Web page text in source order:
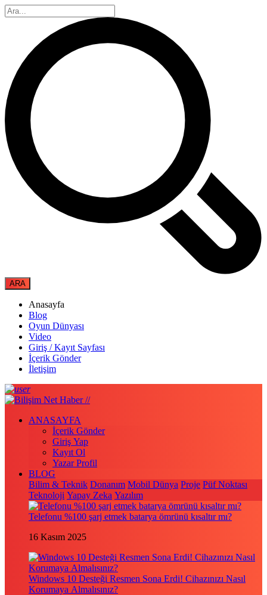
Anasayfa
Blog
Oyun Dünyası
Video
Giriş / Kayıt Sayfası
İçerik Gönder
İletişim
ANASAYFA
İçerik Gönder
Giriş Yap
Kayıt Ol
Yazar Profil
BLOG
Bilim & Teknik Donanım Mobil Dünya Proje Püf Noktası
Teknoloji Yapay Zeka Yazılım
Telefonu %100 şarj etmek batarya ömrünü kısaltır mı?
16 Kasım 2025
Windows 10 Desteği Resmen Sona Erdi! Cihazınızı Nasıl
Korumaya Almalısınız?